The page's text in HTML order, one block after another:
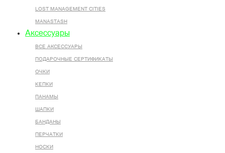
LOST MANAGEMENT CITIES
MANASTASH
Аксессуары
ВСЕ AКСЕССУАРЫ
ПОДАРОЧНЫЕ СЕРТИФИКАТЫ
ОЧКИ
КЕПКИ
ПАНАМЫ
ШАПКИ
БАНДАНЫ
ПЕРЧАТКИ
НОСКИ